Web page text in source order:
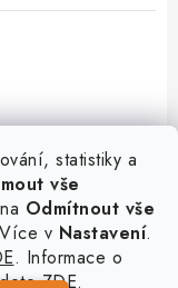
statistiky a
vše
Odmítnout vše
v Nastavení.
. Informace o
ZDE.